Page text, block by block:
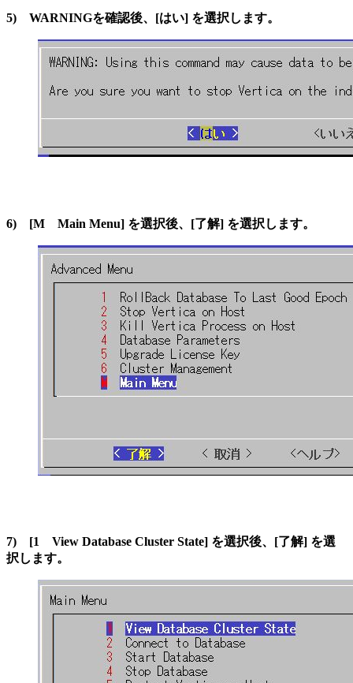
5) WARNINGを確認後、[はい] を選択します。
6) [M Main Menu] を選択後、[了解] を選択します。
7) [1 View Database Cluster State] を選択後、[了解] を選
択します。